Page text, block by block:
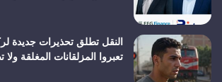
النقل تطلق تحذيرات جديدة
تعبروا المزلقانات المغلقة ولا